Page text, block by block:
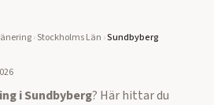
›Stockholms Län ›Sundbyberg
iSundbyberg? Här hittar du